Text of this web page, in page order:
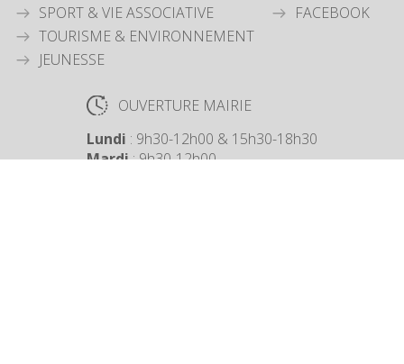
SPORT & VIE ASSOCIATIVE
TOURISME & ENVIRONNEMENT
JEUNESSE
FACEBOOK
OUVERTURE MAIRIE
Lundi : 9h30-12h00 & 15h30-18h30
Mardi: 9h30-12h00